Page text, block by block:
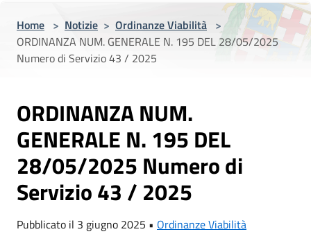
Home > Notizie > Ordinanze Viabilità >
ORDINANZA NUM. GENERALE N. 195 DEL 28/05/2025
Numero di Servizio 43 / 2025
ORDINANZA NUM.
GENERALE N. 195 DEL
28/05/2025 Numero di
Servizio 43 / 2025
Pubblicato il 3 giugno 2025 • Ordinanze Viabilità